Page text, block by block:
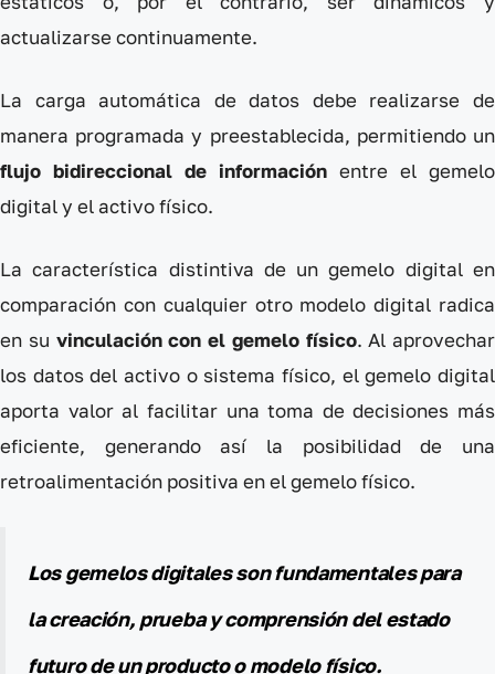
actualizarse continuamente.
La carga automática de datos debe realizarse de
manera programada y preestablecida, permitiendo un
flujo bidireccional de información entre el gemelo
digital y el activo físico.
La característica distintiva de un gemelo digital en
comparación con cualquier otro modelo digital radica
en su vinculación con el gemelo físico. Al aprovechar
los datos del activo o sistema físico, el gemelo digital
aporta valor al facilitar una toma de decisiones más
eficiente, generando así la posibilidad de una
retroalimentación positiva en el gemelo físico.
Los gemelos digitales son fundamentales para
la creación, prueba y comprensión del estado
futuro de un producto o modelo físico.